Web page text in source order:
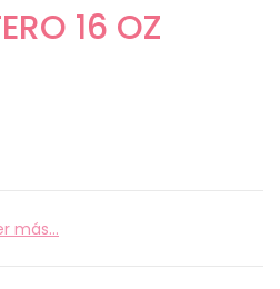
16 OZ
más...